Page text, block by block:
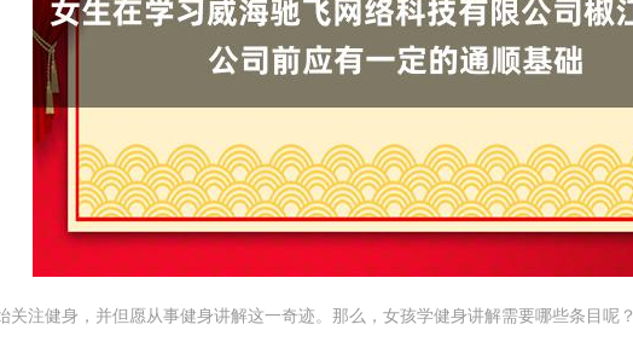
注健身，并但愿从事健身讲解这一奇迹。那么，女孩学健身讲解需要哪些条目呢？